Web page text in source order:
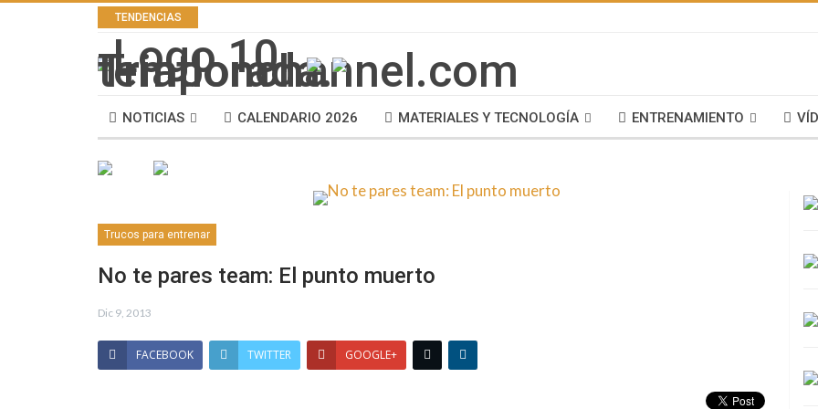
TENDENCIAS
NOTICIAS CALENDARIO 2026 MATERIALES Y TECNOLOGÍA ENTRENAMIENTO
Trucos para entrenar
No te pares team: El punto muerto
Dic 9, 2013
FACEBOOK TWITTER GOOGLE+